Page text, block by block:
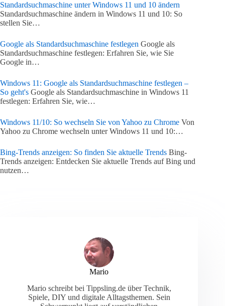
Standardsuchmaschine unter Windows 11 und 10 ändern
Standardsuchmaschine ändern in Windows 11 und 10: So
stellen Sie…
Google als Standardsuchmaschine festlegen Google als
Standardsuchmaschine festlegen: Erfahren Sie, wie Sie
Google in…
Windows 11: Google als Standardsuchmaschine festlegen –
So geht's Google als Standardsuchmaschine in Windows 11
festlegen: Erfahren Sie, wie…
Windows 11/10: So wechseln Sie von Yahoo zu Chrome Von
Yahoo zu Chrome wechseln unter Windows 11 und 10:…
Bing-Trends anzeigen: So finden Sie aktuelle Trends Bing-
Trends anzeigen: Entdecken Sie aktuelle Trends auf Bing und
nutzen…
Mario
Mario schreibt bei Tippsling.de über Technik,
Spiele, DIY und digitale Alltagsthemen. Sein